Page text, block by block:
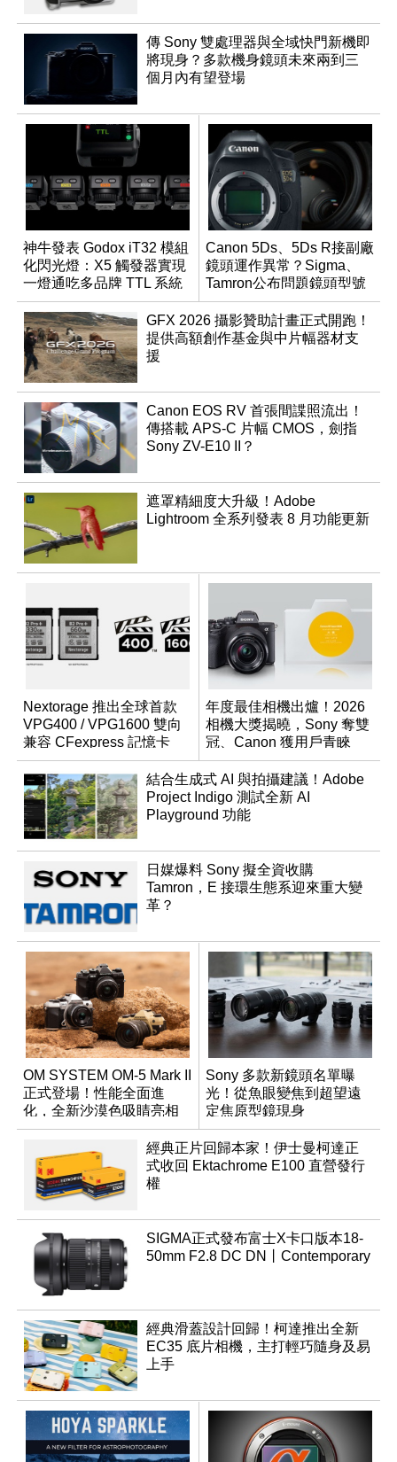
傳 Sony 雙處理器與全域快門新機即
將現身？多款機身鏡頭未來兩到三
個月內有望登場
神牛發表 Godox iT32 模組
化閃光燈：X5 觸發器實現
一燈通吃多品牌 TTL 系統
Canon 5Ds、5Ds R接副廠
鏡頭運作異常？Sigma、
Tamron公布問題鏡頭型號
及解決方案
GFX 2026 攝影贊助計畫正式開跑！
提供高額創作基金與中片幅器材支
援
Canon EOS RV 首張間諜照流出！
傳搭載 APS-C 片幅 CMOS，劍指
Sony ZV-E10 II？
遮罩精細度大升級！Adobe
Lightroom 全系列發表 8 月功能更新
Nextorage 推出全球首款
VPG400 / VPG1600 雙向
兼容 CFexpress 記憶卡
年度最佳相機出爐！2026
相機大獎揭曉，Sony 奪雙
冠、Canon 獲用戶青睞
結合生成式 AI 與拍攝建議！Adobe
Project Indigo 測試全新 AI
Playground 功能
日媒爆料 Sony 擬全資收購
Tamron，E 接環生態系迎來重大變
革？
OM SYSTEM OM-5 Mark II
正式登場！性能全面進
化，全新沙漠色吸睛亮相
Sony 多款新鏡頭名單曝
光！從魚眼變焦到超望遠
定焦原型鏡現身
經典正片回歸本家！伊士曼柯達正
式收回 Ektachrome E100 直營發行
權
SIGMA正式發布富士X卡口版本18-
50mm F2.8 DC DN丨Contemporary
經典滑蓋設計回歸！柯達推出全新
EC35 底片相機，主打輕巧隨身及易
上手